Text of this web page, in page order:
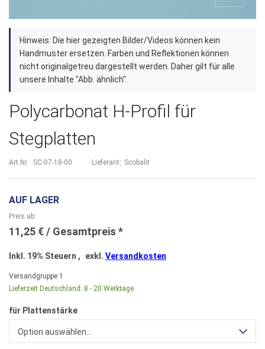
Zum
Anfang
der
Bildergalerie
Hinweis: Die hier gezeigten Bilder/Videos können kein
Handmuster ersetzen. Farben und Reflektionen können
nicht originalgetreu dargestellt werden. Daher gilt für alle
unsere Inhalte "Abb. ähnlich".
Polycarbonat H-Profil für
Stegplatten
Art.Nr. SC-07-18-00 Lieferant: Scobalit
AUF LAGER
Preis ab
11,25 €
Inkl. 19% Steuern , exkl. Versandkosten
Versandgruppe 1
Lieferzeit Deutschland: 8 - 20 Werktage
für Plattenstärke
Option auswählen...